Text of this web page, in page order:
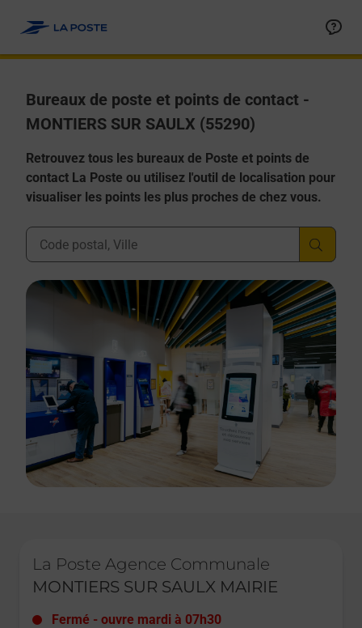
Bureaux de poste et points de contact -
MONTIERS SUR SAULX (55290)
Retrouvez tous les bureaux de Poste et points de
contact La Poste ou utilisez l'outil de localisation pour
visualiser les points les plus proches de chez vous.
Ville, Département, Code Postal
La Poste Agence Communale
MONTIERS SUR SAULX MAIRIE
Fermé - ouvre mardi à 07h30